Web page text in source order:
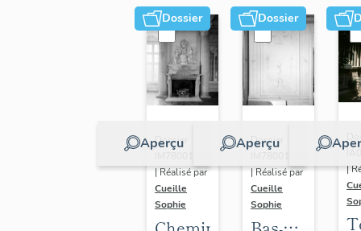
Dossier
Aperçu
Dossier
| Réalisé par
Cueille
Sophie
Dossier
Aperçu
Dossier
| Réalisé par
Cueille
Sophie
|